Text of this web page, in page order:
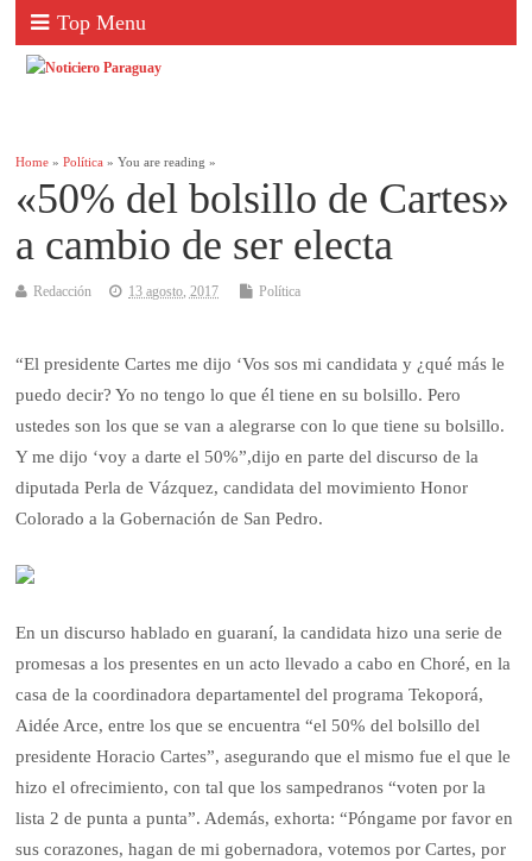
Top Menu
Home »Política » You are reading »
«50% del bolsillo de Cartes»
a cambio de ser electa
Redacción 13 agosto, 2017 Política
“El presidente Cartes me dijo ‘Vos sos mi candidata y ¿qué más le
puedo decir? Yo no tengo lo que él tiene en su bolsillo. Pero
ustedes son los que se van a alegrarse con lo que tiene su bolsillo.
Y me dijo ‘voy a darte el 50%”,dijo en parte del discurso de la
diputada Perla de Vázquez, candidata del movimiento Honor
Colorado a la Gobernación de San Pedro.
En un discurso hablado en guaraní, la candidata hizo una serie de
promesas a los presentes en un acto llevado a cabo en Choré, en la
casa de la coordinadora departamentel del programa Tekoporá,
Aidée Arce, entre los que se encuentra “el 50% del bolsillo del
presidente Horacio Cartes”, asegurando que el mismo fue el que le
hizo el ofrecimiento, con tal que los sampedranos “voten por la
lista 2 de punta a punta”. Además, exhorta: “Póngame por favor en
sus corazones, hagan de mi gobernadora, votemos por Cartes, por